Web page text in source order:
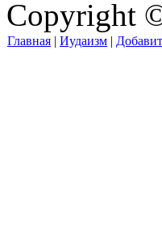
Copyright
Главная | Иудаизм |